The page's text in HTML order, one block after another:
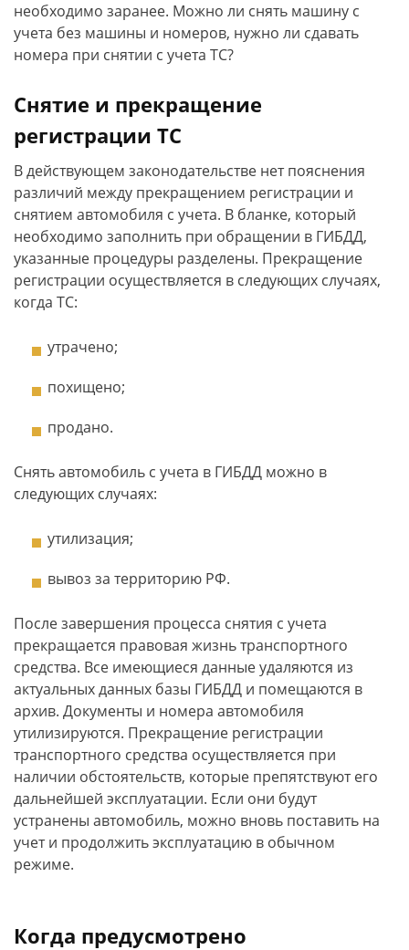
необходимо заранее. Можно ли снять машину с
учета без машины и номеров, нужно ли сдавать
номера при снятии с учета ТС?
Снятие и прекращение
регистрации ТС
В действующем законодательстве нет пояснения
различий между прекращением регистрации и
снятием автомобиля с учета. В бланке, который
необходимо заполнить при обращении в ГИБДД,
указанные процедуры разделены. Прекращение
регистрации осуществляется в следующих случаях,
когда ТС:
утрачено;
похищено;
продано.
Снять автомобиль с учета в ГИБДД можно в
следующих случаях:
утилизация;
вывоз за территорию РФ.
После завершения процесса снятия с учета
прекращается правовая жизнь транспортного
средства. Все имеющиеся данные удаляются из
актуальных данных базы ГИБДД и помещаются в
архив. Документы и номера автомобиля
утилизируются. Прекращение регистрации
транспортного средства осуществляется при
наличии обстоятельств, которые препятствуют его
дальнейшей эксплуатации. Если они будут
устранены автомобиль, можно вновь поставить на
учет и продолжить эксплуатацию в обычном
режиме.
Когда предусмотрено